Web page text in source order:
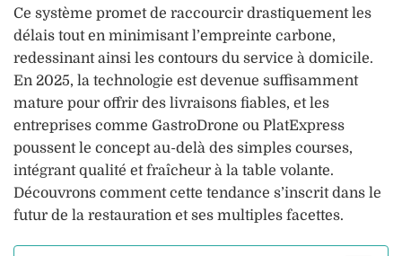
Ce système promet de raccourcir drastiquement les
délais tout en minimisant l’empreinte carbone,
redessinant ainsi les contours du service à domicile.
En 2025, la technologie est devenue suffisamment
mature pour offrir des livraisons fiables, et les
entreprises comme GastroDrone ou PlatExpress
poussent le concept au-delà des simples courses,
intégrant qualité et fraîcheur à la table volante.
Découvrons comment cette tendance s’inscrit dans le
futur de la restauration et ses multiples facettes.